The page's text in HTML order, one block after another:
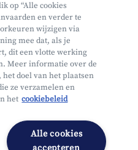
CDZ
op “Alle cookies
en verder te
wijzigen via
mee dat, als je
dit een vlotte werking
Meer informatie over de
doel van het plaatsen
ze verzamelen en
het cookiebeleid
Alle cookies